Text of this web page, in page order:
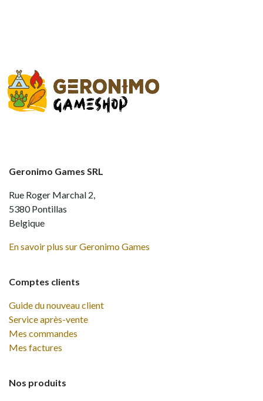
Comptes clients
Guide du nouveau client
Service après-vente
Mes commandes
Mes factures
Nos produits
Geronimo Games SRL
Rue Roger Marchal 2,
5380 Pontillas
Belgique
En savoir plus sur Geronimo Games